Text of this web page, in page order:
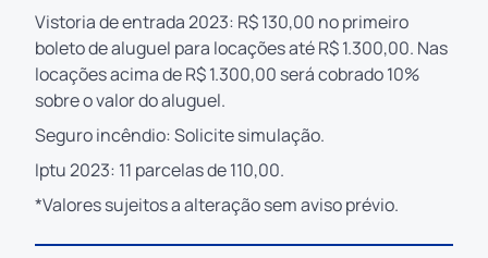
Vistoria de entrada 2023: R$ 130,00 no primeiro
boleto de aluguel para locações até R$ 1.300,00. Nas
locações acima de R$ 1.300,00 será cobrado 10%
sobre o valor do aluguel.
Seguro incêndio: Solicite simulação.
Iptu 2023: 11 parcelas de 110,00.
*Valores sujeitos a alteração sem aviso prévio.